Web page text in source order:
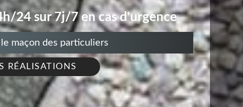
24 sur 7j/7 en cas d'urgence
le maçon des particuliers
RÉALISATIONS